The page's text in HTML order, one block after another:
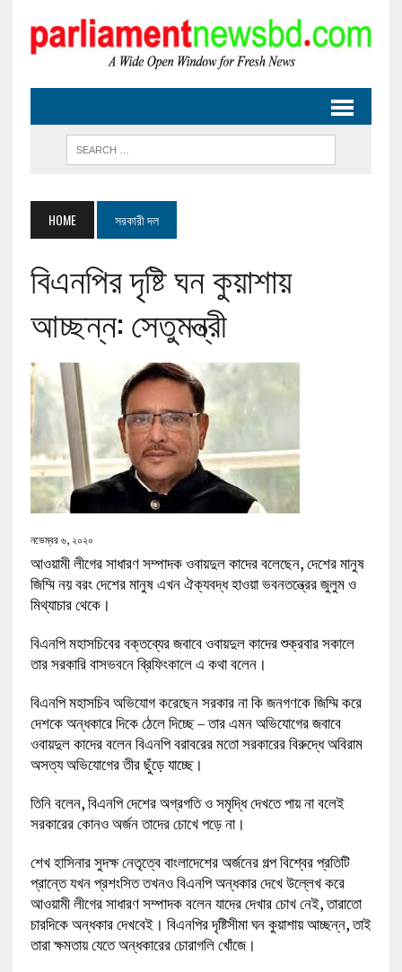
HOME সরকারী দল
বিএনপির দৃষ্টি ঘন কুয়াশায়
আচ্ছন্ন: সেতুমন্ত্রী
নভেম্বর ৬, ২০২০
আওয়ামী লীগের সাধারণ সম্পাদক ওবায়দুল কাদের বলেছেন, দেশের মানুষ
জিম্মি নয় বরং দেশের মানুষ এখন ঐক্যবদ্ধ হাওয়া ভবনতন্ত্রের জুলুম ও
মিথ্যাচার থেকে।
বিএনপি মহাসচিবের বক্তব্যের জবাবে ওবায়দুল কাদের শুক্রবার সকালে
তার সরকারি বাসভবনে ব্রিফিংকালে এ কথা বলেন।
বিএনপি মহাসচিব অভিযোগ করেছেন সরকার না কি জনগণকে জিম্মি করে
দেশকে অন্ধকারে দিকে ঠেলে দিচ্ছে – তার এমন অভিযোগের জবাবে
ওবায়দুল কাদের বলেন বিএনপি বরাবরের মতো সরকারের বিরুদ্ধে অবিরাম
অসত্য অভিযোগের তীর ছুঁড়ে যাচ্ছে।
তিনি বলেন, বিএনপি দেশের অগ্রগতি ও সমৃদ্ধি দেখতে পায় না বলেই
সরকারের কোনও অর্জন তাদের চোখে পড়ে না।
শেখ হাসিনার সুদক্ষ নেতৃত্বে বাংলাদেশের অর্জনের গল্প বিশ্বের প্রতিটি
প্রান্তে যখন প্রশংসিত তখনও বিএনপি অন্ধকার দেখে উল্লেখ করে
আওয়ামী লীগের সাধারণ সম্পাদক বলেন যাদের দেখার চোখ নেই, তারাতো
চারদিকে অন্ধকার দেখবেই। বিএনপির দৃষ্টিসীমা ঘন কুয়াশায় আচ্ছন্ন, তাই
তারা ক্ষমতায় যেতে অন্ধকারের চোরাগলি খোঁজে।